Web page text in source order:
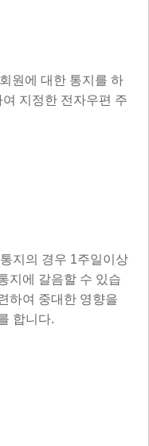
원에 대한 통지를 하
지정한 전자우편 주
지의 경우 1주일이상
지에 갈음할 수 있습
하여 중대한 영향을
합니다.